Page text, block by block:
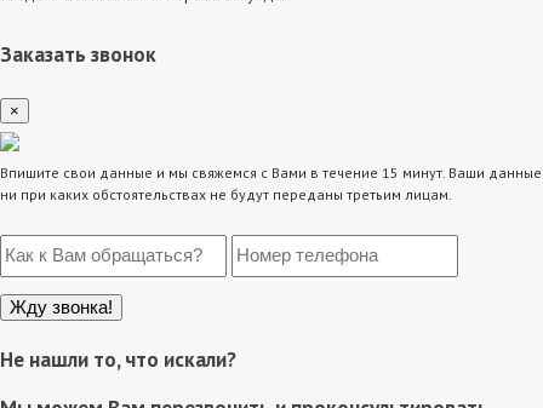
Заказать звонок
×
Впишите свои данные и мы свяжемся с Вами в течение 15 минут. Ваши данные
ни при каких обстоятельствах не будут переданы третьим лицам.
Не нашли то, что искали?